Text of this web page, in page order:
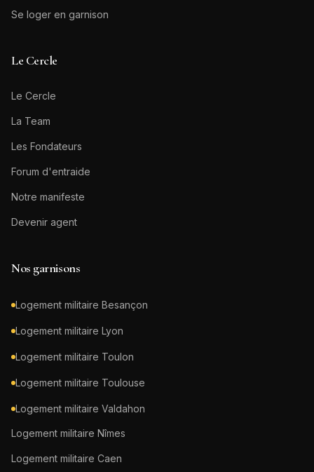
Se loger en garnison
Le Cercle
Le Cercle
La Team
Les Fondateurs
Forum d'entraide
Notre manifeste
Devenir agent
Nos garnisons
Logement militaire Besançon
Logement militaire Lyon
Logement militaire Toulon
Logement militaire Toulouse
Logement militaire Valdahon
Logement militaire Nîmes
Logement militaire Caen